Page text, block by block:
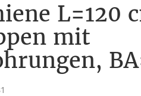
L=120
mit